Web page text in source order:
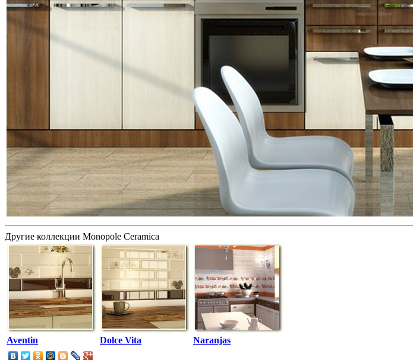
Другие коллекции Monopole Ceramica
Aventin Dolce Vita Naranjas